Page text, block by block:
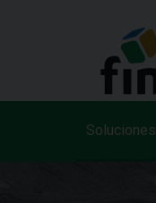
Soluciones